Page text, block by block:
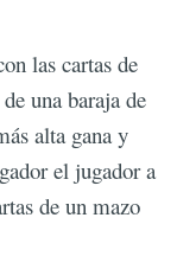
las cartas de
una baraja de
alta gana y
el jugador a
de un mazo